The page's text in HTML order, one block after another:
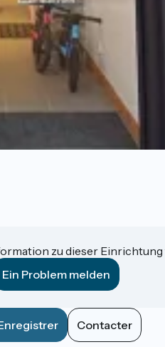
zu dieser Einrichtung
Ein Problem melden
Contacter